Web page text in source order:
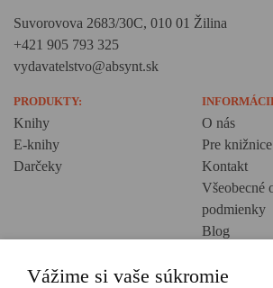
Suvorovova 2683/30C, 010 01 Žilina
+421 905 793 325
vydavatelstvo@absynt.sk
PRODUKTY:
Knihy
E-knihy
Darčeky
O nás
Pre
Kontakt
Všeobecné
podmienky
Blog
Creative
Vážime si vaše súkromie